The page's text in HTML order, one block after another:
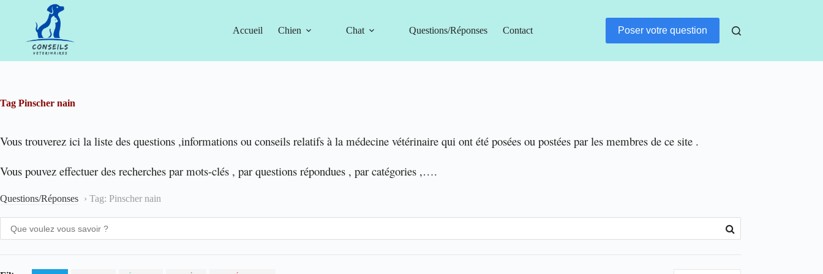
Accueil Chien Chat Questions/Réponses Contact Poser votre question
Tag Pinscher nain
Vous trouverez ici la liste des questions ,informations ou conseils relatifs à la médecine vétérinaire qui ont été posées ou postées par les membres de ce site .
Vous pouvez effectuer des recherches par mots-clés , par questions répondues , par catégories ,….
Questions/Réponses › Tag: Pinscher nain